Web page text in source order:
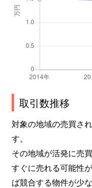
取引数推移
対象の地域の売買さ
す。
その地域が活発に売
すぐに売れる可能性
ば競合する物件が少